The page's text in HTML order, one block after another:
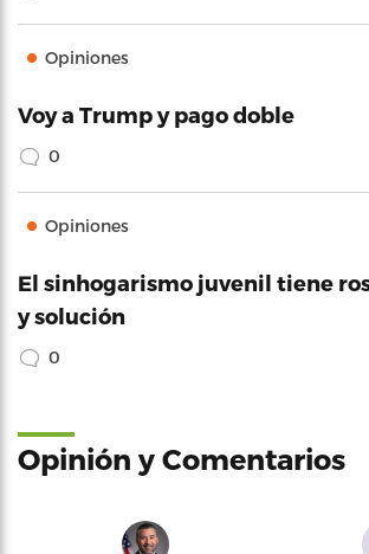
Opiniones
Voy a Trump y pago doble
0
Opiniones
El sinhogarismo juvenil tiene
y solución
0
Opinión y Comentarios